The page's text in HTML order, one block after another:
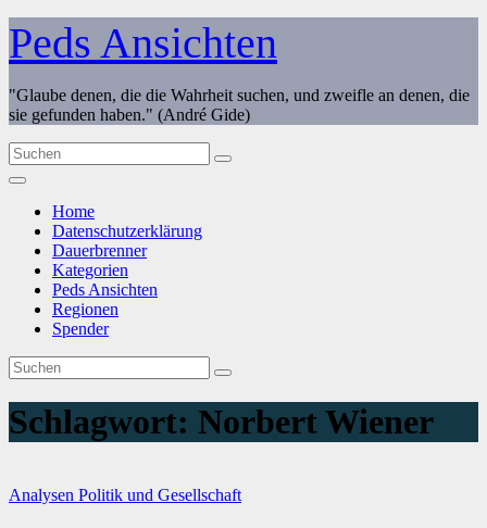
Zum
Inhalt
springen
Peds Ansichten
"Glaube denen, die die Wahrheit suchen, und zweifle an denen, die
sie gefunden haben." (André Gide)
Home
Datenschutzerklärung
Dauerbrenner
Kategorien
Peds Ansichten
Regionen
Spender
Schlagwort: Norbert Wiener
Analysen Politik und Gesellschaft